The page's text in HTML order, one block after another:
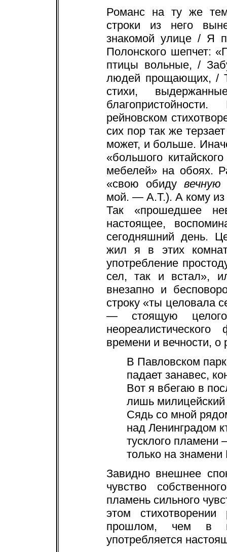
Романс на ту же
строки из него
знакомой улице / Я
Полонского шепчет:
птицы вольные, /
людей прощающих, /
стихи,
рейновском
сих пор так же
может, и больше.
«большого
мебелей» на обоях.
«свою обиду вечную
мой. — А.Т.). А кому из
Так «прошедшее
настоящее,
сегодняшний день.
жил я в этих
употребление
сел, так и встал»,
внезапно и
строку «ты целовала
— стоящую
времени и вечности,
В Павловском
падает занавес,
Вот я вбегаю в
лишь милицейский
Сядь со мной
над Ленинградом
тусклого пламени
только на знамени
Завидно внешнее
чувство
пламень сильного
этом
прошлом, чем в
употребляется